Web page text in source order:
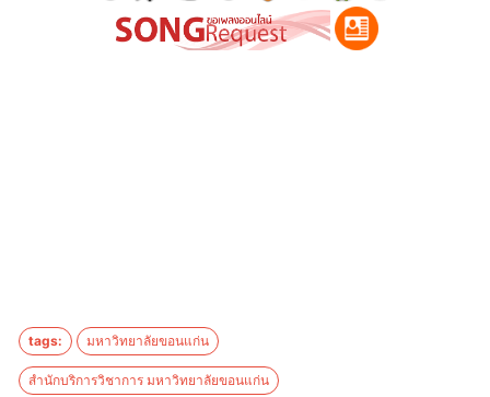
tags: มหาวิทยาลัยขอนแก่น
สำนักบริการวิชาการ มหาวิทยาลัยขอนแก่น